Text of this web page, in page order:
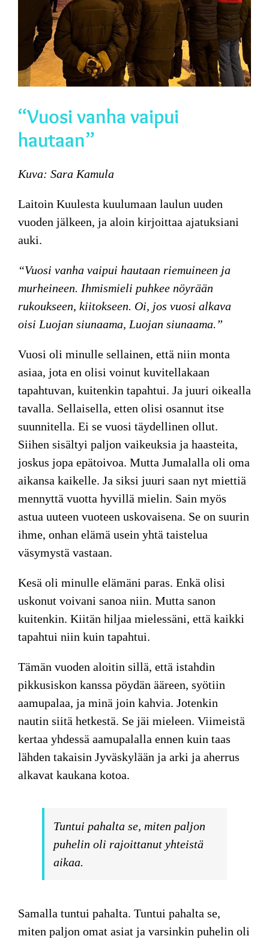
“Vuosi vanha vaipui
hautaan”
Kuva: Sara Kamula
Laitoin Kuulesta kuulumaan laulun uuden
vuoden jälkeen, ja aloin kirjoittaa ajatuksiani
auki.
“Vuosi vanha vaipui hautaan riemuineen ja
murheineen. Ihmismieli puhkee nöyrään
rukoukseen, kiitokseen. Oi, jos vuosi alkava
oisi Luojan siunaama, Luojan siunaama.”
Vuosi oli minulle sellainen, että niin monta
asiaa, jota en olisi voinut kuvitellakaan
tapahtuvan, kuitenkin tapahtui. Ja juuri oikealla
tavalla. Sellaisella, etten olisi osannut itse
suunnitella. Ei se vuosi täydellinen ollut.
Siihen sisältyi paljon vaikeuksia ja haasteita,
joskus jopa epätoivoa. Mutta Jumalalla oli oma
aikansa kaikelle. Ja siksi juuri saan nyt miettiä
mennyttä vuotta hyvillä mielin. Sain myös
astua uuteen vuoteen uskovaisena. Se on suurin
ihme, onhan elämä usein yhtä taistelua
väsymystä vastaan.
Kesä oli minulle elämäni paras. Enkä olisi
uskonut voivani sanoa niin. Mutta sanon
kuitenkin. Kiitän hiljaa mielessäni, että kaikki
tapahtui niin kuin tapahtui.
Tämän vuoden aloitin sillä, että istahdin
pikkusiskon kanssa pöydän ääreen, syötiin
aamupalaa, ja minä join kahvia. Jotenkin
nautin siitä hetkestä. Se jäi mieleen. Viimeistä
kertaa yhdessä aamupalalla ennen kuin taas
lähden takaisin Jyväskylään ja arki ja aherrus
alkavat kaukana kotoa.
Tuntui pahalta se, miten paljon
puhelin oli rajoittanut yhteistä
aikaa.
Samalla tuntui pahalta. Tuntui pahalta se,
miten paljon omat asiat ja varsinkin puhelin oli